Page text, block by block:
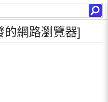
的網路瀏覽器]